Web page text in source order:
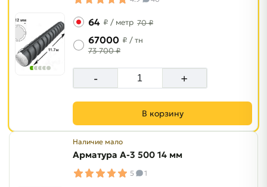
64 ₽ / метр 70 ₽
67000 ₽ / тн
73 700 ₽
- +
В корзину
Наличие мало
Арматура A-3 500 14 мм
5 1